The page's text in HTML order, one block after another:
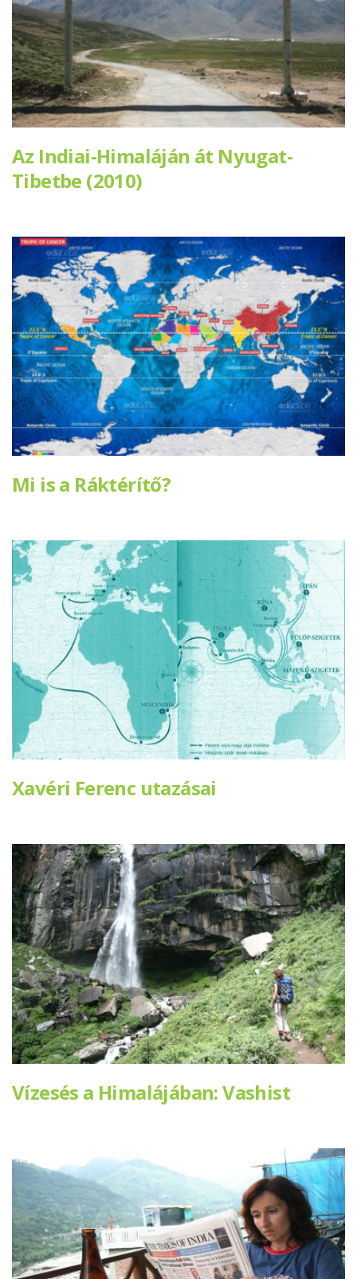
Az Indiai-Himaláján át Nyugat-
Tibetbe (2010)
Mi is a Ráktérítő?
Xavéri Ferenc utazásai
Vízesés a Himalájában: Vashist